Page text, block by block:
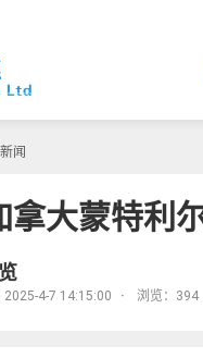
闻
拿大蒙特利
2025-4-7 14:15:00 · 浏览： 394